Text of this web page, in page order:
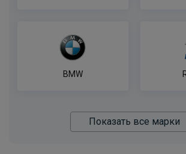
Розетка WESTFALIA 7
ПОД ЗАКАЗ ОТ 14 ДНЕЙ
по запросу
7-контактная розетка
BMW
Показать все марки